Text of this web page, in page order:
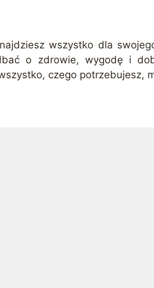
wszystko dla
o zdrowie, wygodę i
czego potrzebujesz,